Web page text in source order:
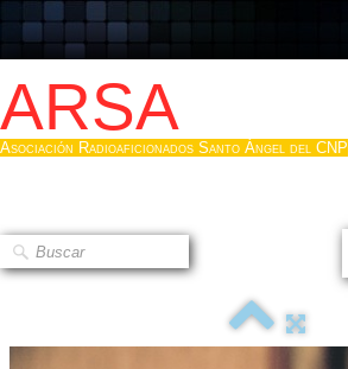
ARSA
Asociación Radioaficionados Santo Ángel del CNP
Que es la ARSA
Hacerse socio